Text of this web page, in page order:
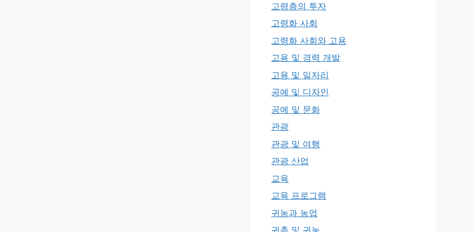
고령층의 투자
고령화 사회
고령화 사회와 고용
고용 및 경력 개발
고용 및 일자리
공예 및 디자인
공예 및 문화
관광
관광 및 여행
관광 산업
교육
교육 프로그램
귀농과 농업
귀촌 및 귀농